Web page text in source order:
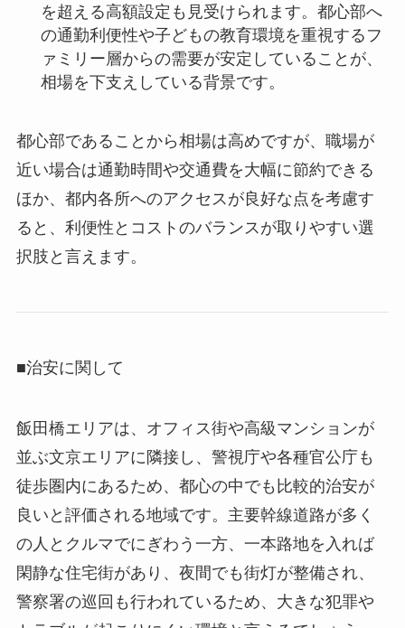
を超える高額設定も見受けられます。都心部へ
の通勤利便性や子どもの教育環境を重視するフ
ァミリー層からの需要が安定していることが、
相場を下支えしている背景です。
都心部であることから相場は高めですが、職場が
近い場合は通勤時間や交通費を大幅に節約できる
ほか、都内各所へのアクセスが良好な点を考慮す
ると、利便性とコストのバランスが取りやすい選
択肢と言えます。
■治安に関して
飯田橋エリアは、オフィス街や高級マンションが
並ぶ文京エリアに隣接し、警視庁や各種官公庁も
徒歩圏内にあるため、都心の中でも比較的治安が
良いと評価される地域です。主要幹線道路が多く
の人とクルマでにぎわう一方、一本路地を入れば
閑静な住宅街があり、夜間でも街灯が整備され、
警察署の巡回も行われているため、大きな犯罪や